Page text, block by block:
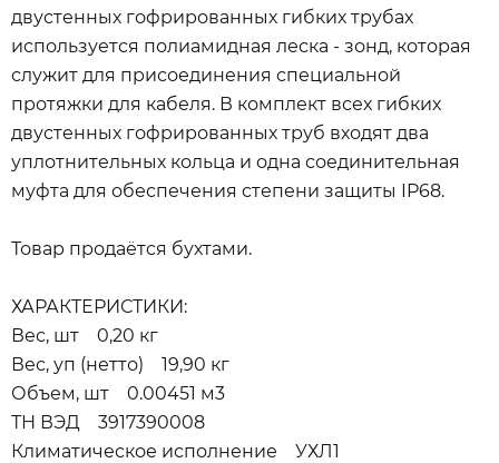
двустенных гофрированных гибких трубах
используется полиамидная леска - зонд, которая
служит для присоединения специальной
протяжки для кабеля. В комплект всех гибких
двустенных гофрированных труб входят два
уплотнительных кольца и одна соединительная
муфта для обеспечения степени защиты IP68.
Товар продаётся бухтами.
ХАРАКТЕРИСТИКИ:
Вес, шт 0,20 кг
Вес, уп (нетто) 19,90 кг
Объем, шт 0.00451 м3
ТН ВЭД 3917390008
Климатическое исполнение УХЛ1